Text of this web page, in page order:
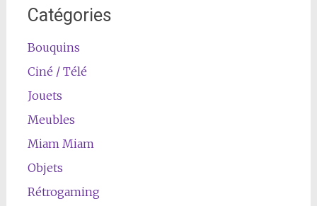
Catégories
Bouquins
Ciné / Télé
Jouets
Meubles
Miam Miam
Objets
Rétrogaming